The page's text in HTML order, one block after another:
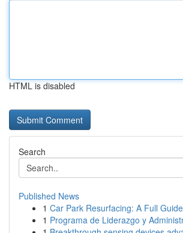
HTML is disabled
Search
Published News
1 Car Park Resurfacing: A Full Guide
1 Programa de Liderazgo y